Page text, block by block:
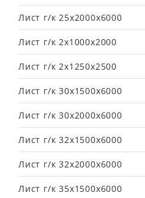
Лист г/к 25х2000х6000
Лист г/к 2х1000х2000
Лист г/к 2х1250х2500
Лист г/к 30х1500х6000
Лист г/к 30х2000х6000
Лист г/к 32х1500х6000
Лист г/к 32х2000х6000
Лист г/к 35х1500х6000